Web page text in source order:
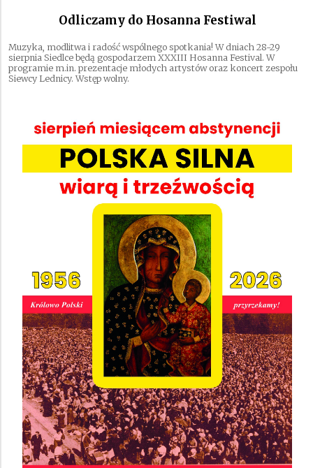
Odliczamy do Hosanna Festiwal
Muzyka, modlitwa i radość wspólnego spotkania! W dniach 28-29
sierpnia Siedlce będą gospodarzem XXXIII Hosanna Festival. W
programie m.in. prezentacje młodych artystów oraz koncert zespołu
Siewcy Lednicy. Wstęp wolny.